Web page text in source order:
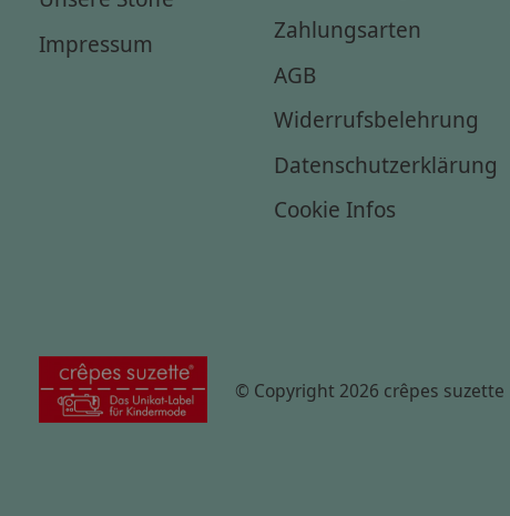
Impressum
Zahlungsarten
AGB
Widerrufsbelehrung
Datenschutzerklärung
Cookie Infos
© Copyright 2026 crêpes suzette